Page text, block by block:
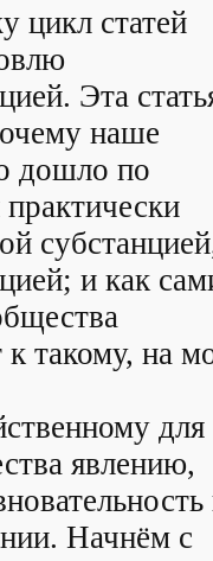
цикл статей
Эта
наше
дошло по
и как
к такому, на
для
явлению,
Начнём с